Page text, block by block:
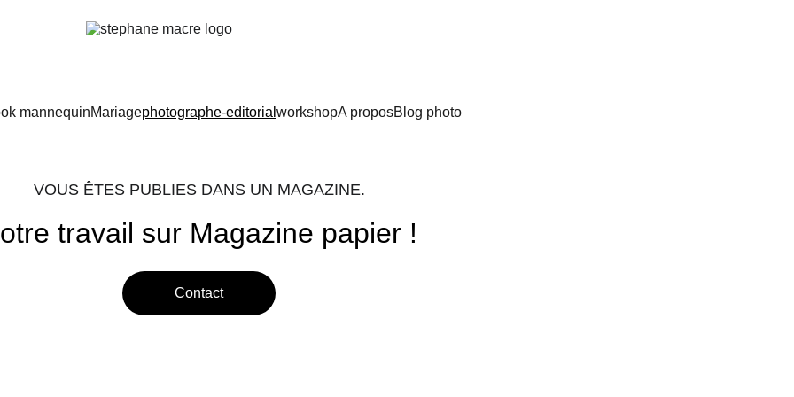
mannequinMariagephotographe-editorial workshopA proposBlog photo
travail sur Magazine papier !
VOUS ÊTES PUBLIES DANS UN MAGAZINE.
Contact